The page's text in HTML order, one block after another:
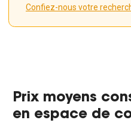
Confiez-nous votre
Prix moyens
en espace de